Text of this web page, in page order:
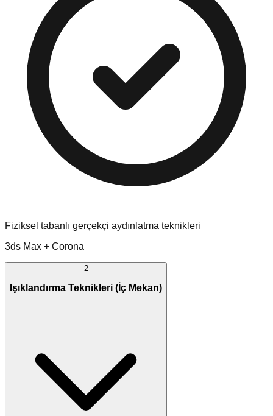
Fiziksel tabanlı gerçekçi aydınlatma teknikleri
3ds Max + Corona
2
Işıklandırma Teknikleri (İç Mekan)